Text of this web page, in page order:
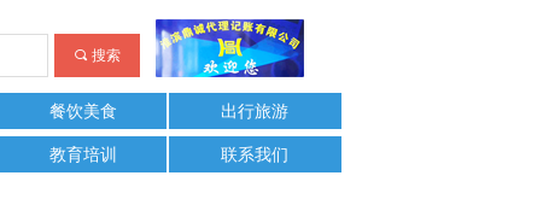
끠 搜索
餐饮美食 出行旅游
教育培训 联系我们